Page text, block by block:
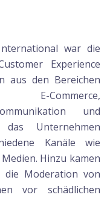
war die
Experience
aus den Bereichen
E-Commerce,
und
das Unternehmen
Kanäle wie
Hinzu kamen
die Moderation von
vor schädlichen